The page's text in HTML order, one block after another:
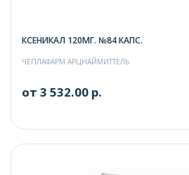
КСЕНИКАЛ 120МГ. №84 КАПС.
ЧЕПЛАФАРМ АРЦНАЙМИТТЕЛЬ
от 3 532.00 р.